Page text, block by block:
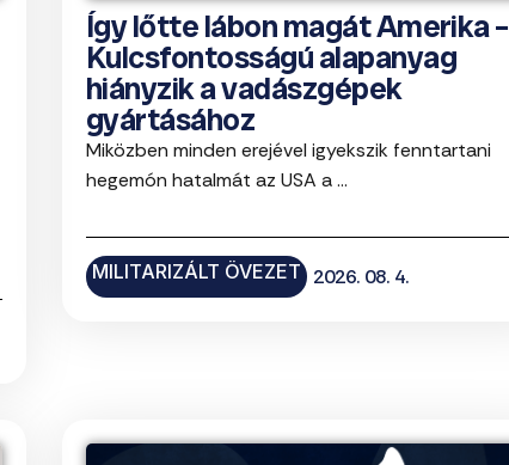
Így lőtte lábon magát Amerika –
Kulcsfontosságú alapanyag
hiányzik a vadászgépek
gyártásához
Miközben minden erejével igyekszik fenntartani
hegemón hatalmát az USA a ...
MILITARIZÁLT ÖVEZET 2026. 08. 4.